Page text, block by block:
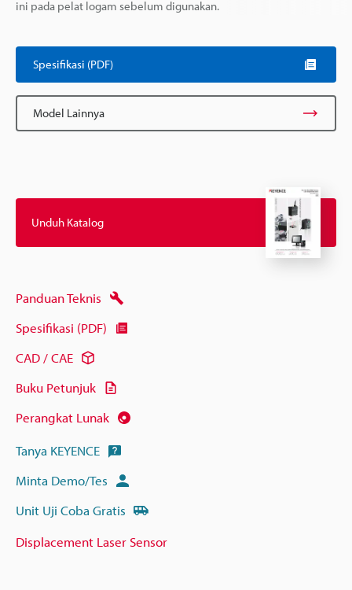
ini pada pelat logam sebelum digunakan.
Spesifikasi (PDF)
Model Lainnya
Unduh Katalog
Panduan Teknis
Spesifikasi (PDF)
CAD / CAE
Buku Petunjuk
Perangkat Lunak
Tanya KEYENCE
Minta Demo/Tes
Unit Uji Coba Gratis
Displacement Laser Sensor